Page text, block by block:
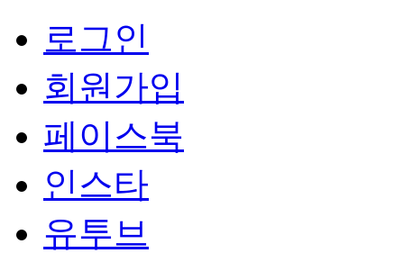
로그인
회원가입
페이스북
인스타
유투브